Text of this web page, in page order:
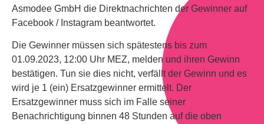
Asmodee GmbH die Direktnachrichten der Gewinner auf
Facebook / Instagram beantwortet.
Die Gewinner müssen sich spätestens bis zum
01.09.2023, 12:00 Uhr MEZ, melden und ihren Gewinn
bestätigen. Tun sie dies nicht, verfällt der Gewinn und es
wird je 1 (ein) Ersatzgewinner ermittelt. Der
Ersatzgewinner muss sich im Falle seiner
Benachrichtigung binnen 48 Stunden auf die oben